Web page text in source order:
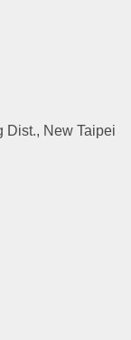
Dist., New Taipei